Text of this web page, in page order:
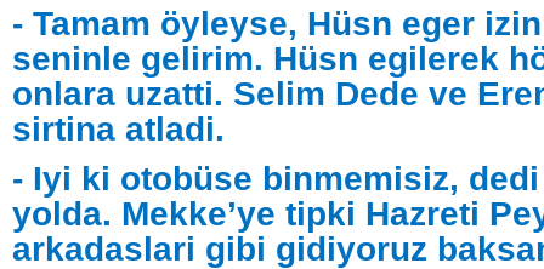
- Tamam öyleyse, Hüsn eger
seninle gelirim. Hüsn egilerek
onlara uzatti. Selim Dede ve
sirtina atladi.
- Iyi ki otobüse binmemisiz,
yolda. Mekke’ye tipki Hazreti
arkadaslari gibi gidiyoruz